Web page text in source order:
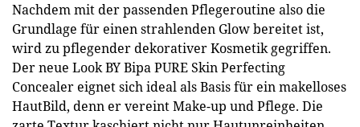
Nachdem mit der passenden Pflegeroutine also die
Grundlage für einen strahlenden Glow bereitet ist,
wird zu pflegender dekorativer Kosmetik gegriffen.
Der neue Look BY Bipa PURE Skin Perfecting
Concealer eignet sich ideal als Basis für ein makelloses
HautBild, denn er vereint Make-up und Pflege. Die